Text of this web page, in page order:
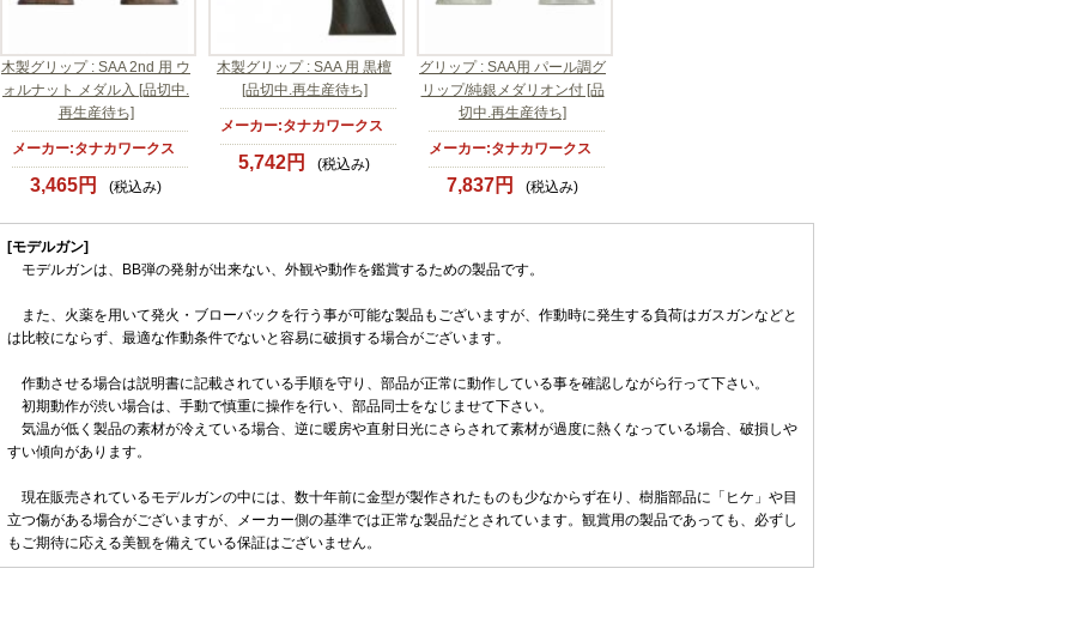
木製グリップ : SAA 2nd 用 ウ
ォルナット メダル入 [品切中.
再生産待ち]
メーカー:タナカワークス
3,465円 (税込み)
木製グリップ : SAA 用 黒檀
[品切中.再生産待ち]
メーカー:タナカワークス
5,742円 (税込み)
グリップ : SAA用 パール調グ
リップ/純銀メダリオン付 [品
切中.再生産待ち]
メーカー:タナカワークス
7,837円 (税込み)
[モデルガン]
モデルガンは、BB弾の発射が出来ない、外観や動作を鑑賞するための製品です。
また、火薬を用いて発火・ブローバックを行う事が可能な製品もございますが、作動時に発生する負荷はガスガンなどと
は比較にならず、最適な作動条件でないと容易に破損する場合がございます。
作動させる場合は説明書に記載されている手順を守り、部品が正常に動作している事を確認しながら行って下さい。
初期動作が渋い場合は、手動で慎重に操作を行い、部品同士をなじませて下さい。
気温が低く製品の素材が冷えている場合、逆に暖房や直射日光にさらされて素材が過度に熱くなっている場合、破損しや
すい傾向があります。
現在販売されているモデルガンの中には、数十年前に金型が製作されたものも少なからず在り、樹脂部品に「ヒケ」や目
立つ傷がある場合がございますが、メーカー側の基準では正常な製品だとされています。観賞用の製品であっても、必ずし
もご期待に応える美観を備えている保証はございません。